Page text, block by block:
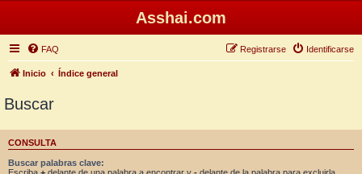
Asshai.com
FAQ Identificarse
Registrarse
Inicio Índice general
Buscar
CONSULTA
Buscar palabras clave:
Escriba + delante de una palabra a encontrar y - delante de la palabra para excluirla.